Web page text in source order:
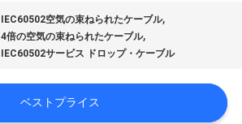
IEC60502空気の束ねられたケーブル,
4倍の空気の束ねられたケーブル,
IEC60502サービス ドロップ・ケーブル
ベストプライス